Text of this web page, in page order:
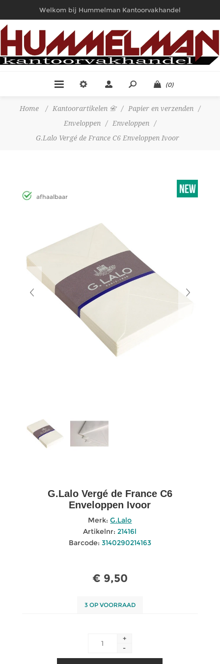
Welkom bij Hummelman Kantoorvakhandel
(0)
Home / Kantoorartikelen 📇 / Papier en verzenden
/
Enveloppen
/ Enveloppen
/
G.Lalo Vergé de France C6 Enveloppen Ivoor
afhaalbaar
G.Lalo Vergé de France C6
Enveloppen Ivoor
Merk: G.Lalo
Artikelnr: 21416l
Barcode: 3140290214163
€ 9,50
3 OP VOORRAAD
+
-